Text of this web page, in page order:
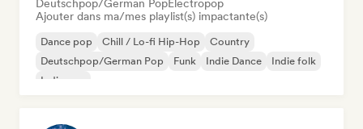
Deutschpop/German PopElectropop
Ajouter dans ma/mes playlist(s) impactante(s)
Dance pop Chill / Lo-fi Hip-Hop
Country
Deutschpop/German Pop
Funk Indie Dance
Indie folk
Indie pop